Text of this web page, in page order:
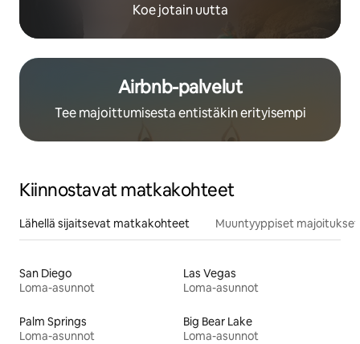
Koe jotain uutta
Airbnb-palvelut
Tee majoittumisesta entistäkin erityisempi
Kiinnostavat matkakohteet
Lähellä sijaitsevat matkakohteet Muuntyyppiset majoitukset
San Diego
Loma-asunnot
Las Vegas
Loma-asunnot
Palm Springs
Loma-asunnot
Big Bear Lake
Loma-asunnot